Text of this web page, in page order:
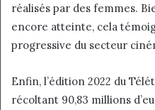
réalisés par des femmes.
encore atteinte, cela
progressive du secteur
Enfin, l’édition 2022 du
récoltant 90,83 millions